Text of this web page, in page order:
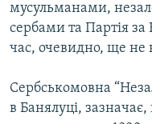
мусульманами,
сербами та Партія за
час, очевидно, ще не
Сербськомовна
в Банялуці,